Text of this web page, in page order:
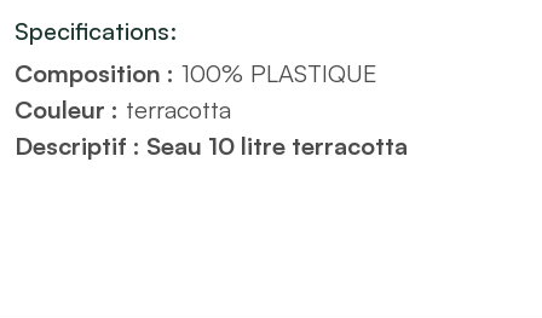
Specifications:
Composition : 100% PLASTIQUE
Couleur : terracotta
Descriptif : Seau 10 litre terracotta